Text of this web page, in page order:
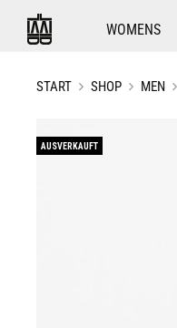
WOMENS
START SHOP MEN
AUSVERKAUFT